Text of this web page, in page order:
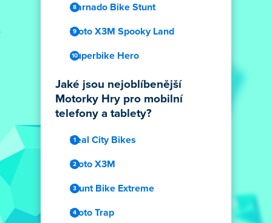
Carnado Bike Stunt
Moto X3M Spooky Land
Superbike Hero
Jaké jsou nejoblíbenější
Motorky Hry pro mobilní
telefony a tablety?
Real City Bikes
Moto X3M
Stunt Bike Extreme
Moto Trap